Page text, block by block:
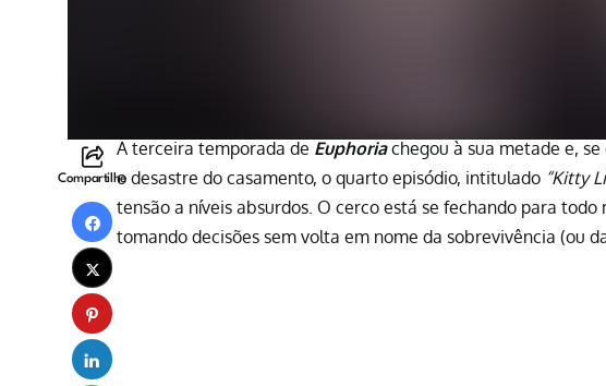
Compartilhe
A terceira temporada de Euphoriachegou à sua metade e, se
o desastre do casamento, o quarto episódio, intitulado “Kitty
tensão a níveis absurdos. O cerco está se fechando para
tomando decisões sem volta em nome da sobrevivência (ou